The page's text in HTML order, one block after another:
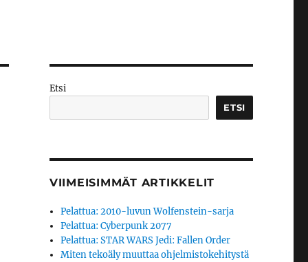
Etsi
ETSI
VIIMEISIMMÄT ARTIKKELIT
Pelattua: 2010-luvun Wolfenstein-sarja
Pelattua: Cyberpunk 2077
Pelattua: STAR WARS Jedi: Fallen Order
Miten tekoäly muuttaa ohjelmistokehitystä